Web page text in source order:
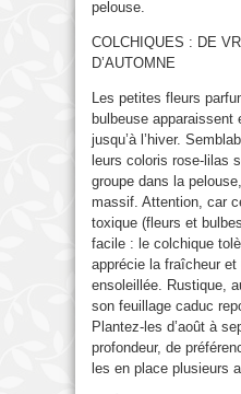
pelouse.
COLCHIQUES : DE
D’AUTOMNE
Les petites fleurs
bulbeuse apparaissent
jusqu’à l’hiver.
leurs coloris rose-lilas
groupe dans la
massif. Attention, car
toxique (fleurs et
facile : le colchique
apprécie la fraîcheur
ensoleillée. Rustique,
son feuillage caduc
Plantez-les d’août à
profondeur, de
les en place plusieurs